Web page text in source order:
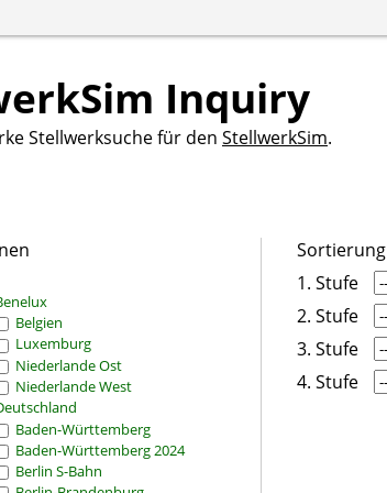
Inquiry
Stellwerksuche für den StellwerkSim.
Belgien
Luxemburg
Niederlande Ost
Niederlande West
Baden-Württemberg
Baden-Württemberg 2024
Berlin S-Bahn
Sortierung
1. Stufe
2. Stufe
3. Stufe
4. Stufe